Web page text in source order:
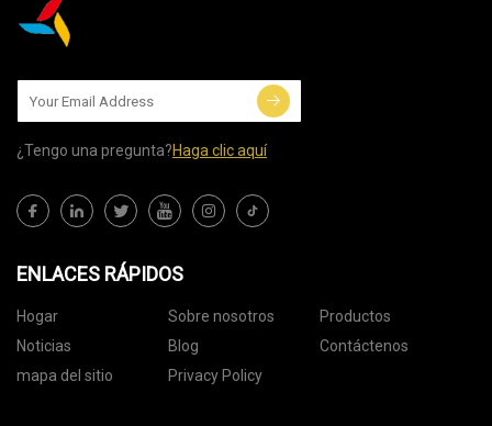
¿Tengo una pregunta?Haga clic aquí
ENLACES RÁPIDOS
Hogar Sobre nosotros
Productos
Noticias
Blog
Contáctenos
mapa del sitio
Privacy Policy